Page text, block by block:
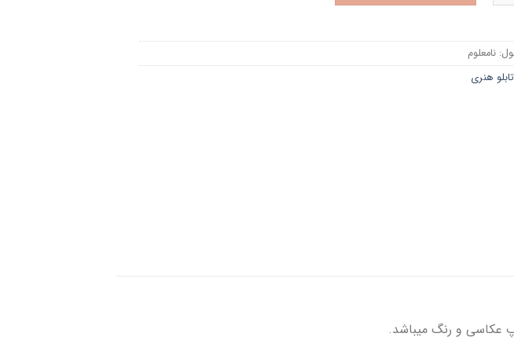
نامعلوم
تابلو هنری
عکاسی و رنگ میباشد.